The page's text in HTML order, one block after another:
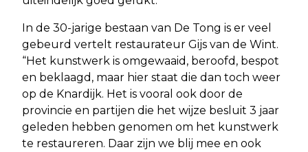
In de 30-jarige bestaan van De Tong is er veel
gebeurd vertelt restaurateur Gijs van de Wint.
“Het kunstwerk is omgewaaid, beroofd, bespot
en beklaagd, maar hier staat die dan toch weer
op de Knardijk. Het is vooral ook door de
provincie en partijen die het wijze besluit 3 jaar
geleden hebben genomen om het kunstwerk
te restaureren. Daar zijn we blij mee en ook